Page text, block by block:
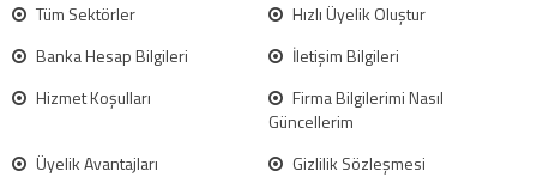
Tüm Sektörler
Hızlı Üyelik Oluştur
Banka Hesap Bilgileri
İletişim Bilgileri
Hizmet Koşulları
Firma Bilgilerimi Nasıl
Güncellerim
Üyelik Avantajları
Gizlilik Sözleşmesi